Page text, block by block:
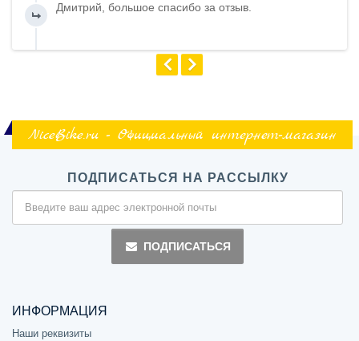
Дмитрий, большое спасибо за отзыв.
NiceBike.ru - Официальный интернет-магазин
ПОДПИСАТЬСЯ НА РАССЫЛКУ
ПОДПИСАТЬСЯ
ИНФОРМАЦИЯ
Наши реквизиты